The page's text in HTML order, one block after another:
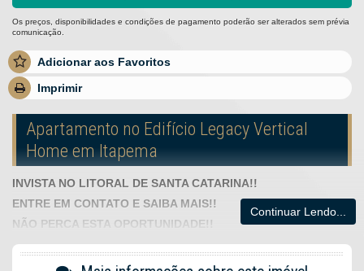
Os preços, disponibilidades e condições de pagamento poderão ser alterados sem prévia
comunicação.
Adicionar aos Favoritos
Imprimir
Apartamento no Edifício Legacy Vertical
Home em Itapema
INVISTA NO LITORAL DE SANTA CATARINA!!
ENTRE EM CONTATO E SAIBA MAIS!!
NÃO PERCA ESTA OPORTUNIDADE!!
O Empreendimento:
Continuar Lendo...